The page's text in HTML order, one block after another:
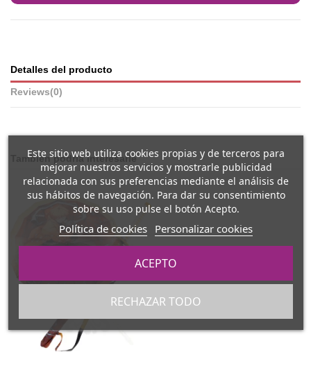
Detalles del producto
Reviews(0)
También podría interesarle
Este sitio web utiliza cookies propias y de terceros para
mejorar nuestros servicios y mostrarle publicidad
relacionada con sus preferencias mediante el análisis de
sus hábitos de navegación. Para dar su consentimiento
sobre su uso pulse el botón Acepto.
Política de cookies Personalizar cookies
RECHAZAR TODO
ACEPTO